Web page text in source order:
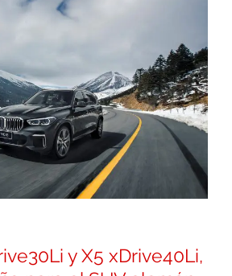
y X5 xDrive40Li,